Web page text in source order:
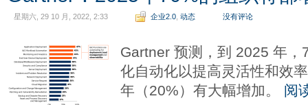
星期六, 29 10 月, 2022, 2:33 企业2.0 动态 没有评论
Gartner 预测，到 2025 年
化自动化以提高灵活性和效
年（20%）有大幅增加。 阅